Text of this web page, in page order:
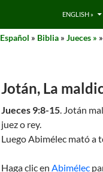
ENGLISH »
Español » Biblia » Jueces »
Jotán, La
Jueces 9:8-15. Jotán
juez o rey.
Luego Abimélec mató a
Haga clic en Abimélec